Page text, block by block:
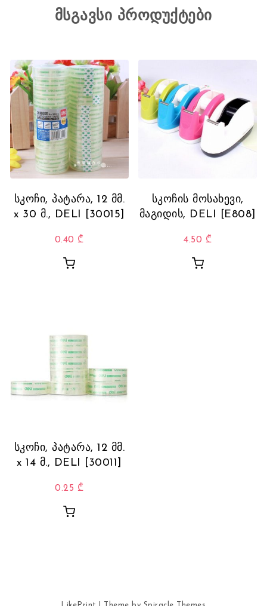
მსგავსი პროდუქტები
სკოჩი, პატარა, 12 მმ.
x 30 მ., DELI [30015]
0.40 ₾
სკოჩის მოსახევი,
მაგიდის, DELI [E808]
4.50 ₾
სკოჩი, პატარა, 12 მმ.
x 14 მ., DELI [30011]
0.25 ₾